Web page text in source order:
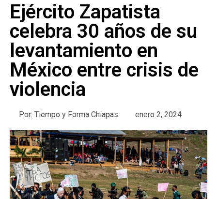
Ejército Zapatista
celebra 30 años de su
levantamiento en
México entre crisis de
violencia
Por: Tiempo y Forma Chiapas enero 2, 2024